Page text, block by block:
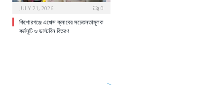
JULY 21, 2026 0
কিশোরগঞ্জে এপেক্স ক্লাবের সচেতনতামূলক
কর্মসূচি ও ডাস্টবিন বিতরণ